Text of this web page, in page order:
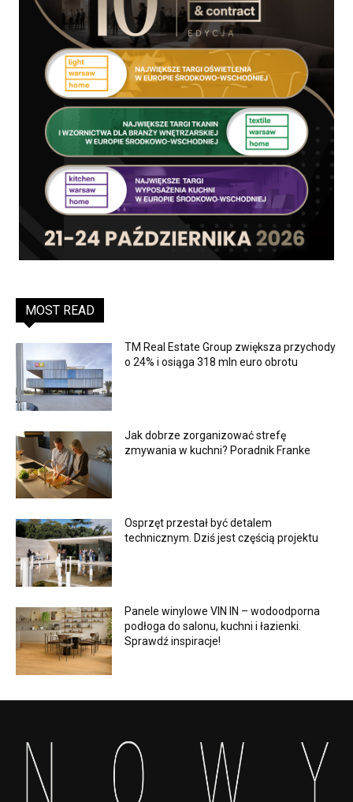
MOST READ
TM Real Estate Group zwiększa przychody
o 24% i osiąga 318 mln euro obrotu
Jak dobrze zorganizować strefę
zmywania w kuchni? Poradnik Franke
Osprzęt przestał być detalem
technicznym. Dziś jest częścią projektu
Panele winylowe VIN IN – wodoodporna
podłoga do salonu, kuchni i łazienki.
Sprawdź inspiracje!